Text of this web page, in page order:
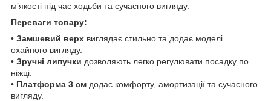
м’якості під час ходьби та сучасного вигляду.
Переваги товару:
• Замшевий верх виглядає стильно та додає моделі
охайного вигляду.
• Зручні липучки дозволяють легко регулювати посадку по
ніжці.
• Платформа 3 см додає комфорту, амортизації та сучасного
вигляду.